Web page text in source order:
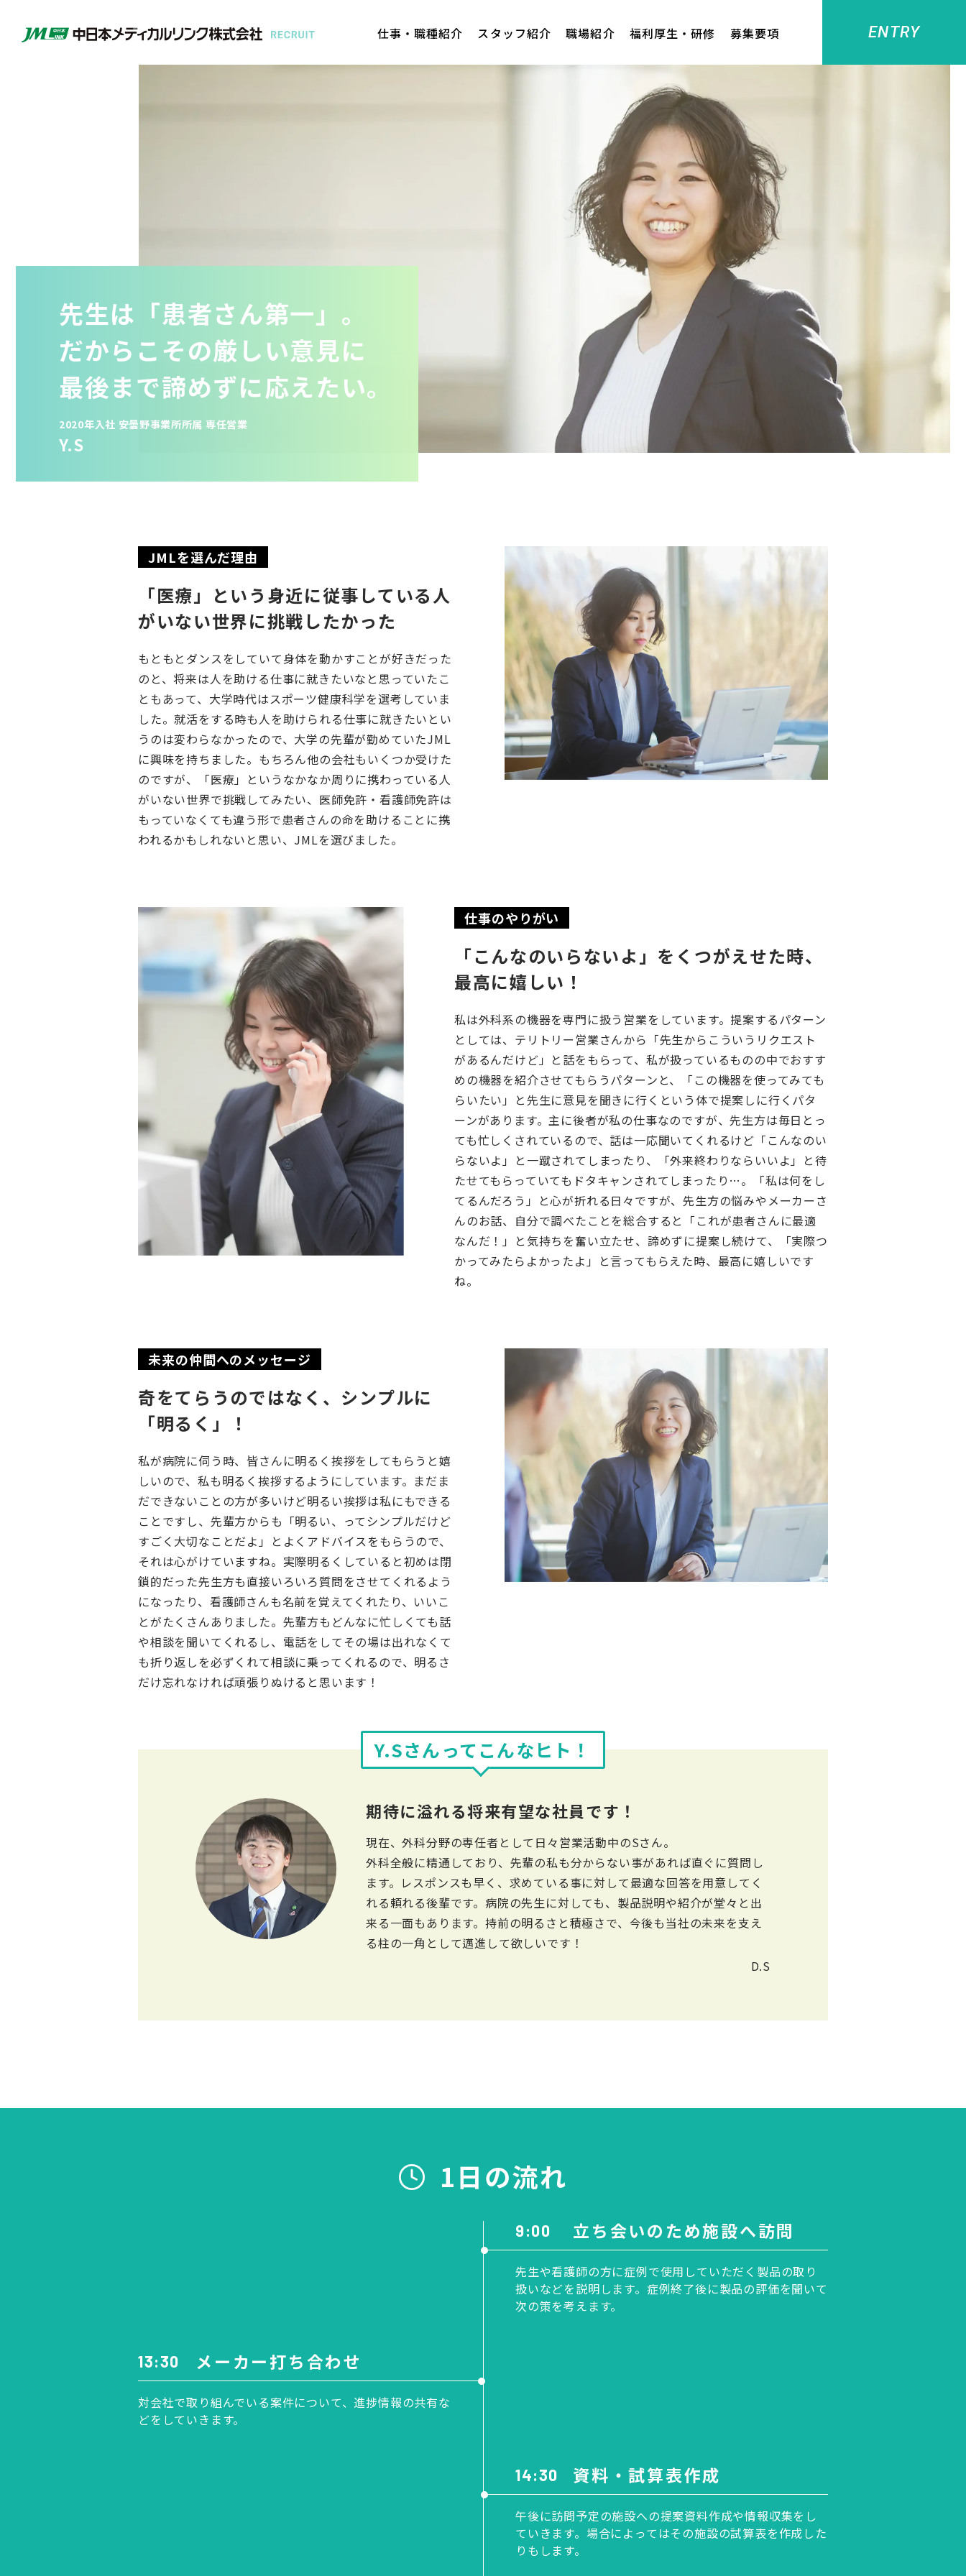
仕事・職種紹介 スタッフ紹介 職場紹介 福利厚生・研修 募集要項 ENTRY
先生は「患者さん第一」。
だからこその厳しい意見に
最後まで諦めずに応えたい。
2020年入社 安曇野事業所所属 専任営業
Y.S
JMLを選んだ理由
「医療」という身近に従事している人
がいない世界に挑戦したかった
もともとダンスをしていて身体を動かすことが好きだった
のと、将来は人を助ける仕事に就きたいなと思っていたこ
ともあって、大学時代はスポーツ健康科学を選考していま
した。就活をする時も人を助けられる仕事に就きたいとい
うのは変わらなかったので、大学の先輩が勤めていたJML
に興味を持ちました。もちろん他の会社もいくつか受けた
のですが、「医療」というなかなか周りに携わっている人
がいない世界で挑戦してみたい、医師免許・看護師免許は
もっていなくても違う形で患者さんの命を助けることに携
われるかもしれないと思い、JMLを選びました。
仕事のやりがい
「こんなのいらないよ」をくつがえせた時、
最高に嬉しい！
私は外科系の機器を専門に扱う営業をしています。提案するパターン
としては、テリトリー営業さんから「先生からこういうリクエスト
があるんだけど」と話をもらって、私が扱っているものの中でおすす
めの機器を紹介させてもらうパターンと、「この機器を使ってみても
らいたい」と先生に意見を聞きに行くという体で提案しに行くパタ
ーンがあります。主に後者が私の仕事なのですが、先生方は毎日とっ
ても忙しくされているので、話は一応聞いてくれるけど「こんなのい
らないよ」と一蹴されてしまったり、「外来終わりならいいよ」と待
たせてもらっていてもドタキャンされてしまったり…。「私は何をし
てるんだろう」と心が折れる日々ですが、先生方の悩みやメーカーさ
んのお話、自分で調べたことを総合すると「これが患者さんに最適
なんだ！」と気持ちを奮い立たせ、諦めずに提案し続けて、「実際つ
かってみたらよかったよ」と言ってもらえた時、最高に嬉しいです
ね。
未来の仲間へのメッセージ
奇をてらうのではなく、シンプルに
「明るく」！
私が病院に伺う時、皆さんに明るく挨拶をしてもらうと嬉
しいので、私も明るく挨拶するようにしています。まだま
だできないことの方が多いけど明るい挨拶は私にもできる
ことですし、先輩方からも「明るい、ってシンプルだけど
すごく大切なことだよ」とよくアドバイスをもらうので、
それは心がけていますね。実際明るくしていると初めは閉
鎖的だった先生方も直接いろいろ質問をさせてくれるよう
になったり、看護師さんも名前を覚えてくれたり、いいこ
とがたくさんありました。先輩方もどんなに忙しくても話
や相談を聞いてくれるし、電話をしてその場は出れなくて
も折り返しを必ずくれて相談に乗ってくれるので、明るさ
だけ忘れなければ頑張りぬけると思います！
Y.Sさんってこんなヒト！
期待に溢れる将来有望な社員です！
現在、外科分野の専任者として日々営業活動中のSさん。
外科全般に精通しており、先輩の私も分からない事があれば直ぐに質問し
ます。レスポンスも早く、求めている事に対して最適な回答を用意してく
れる頼れる後輩です。病院の先生に対しても、製品説明や紹介が堂々と出
来る一面もあります。持前の明るさと積極さで、今後も当社の未来を支え
る柱の一角として邁進して欲しいです！
D.S
1日の流れ
9:00 立ち会いのため施設へ訪問
先生や看護師の方に症例で使用していただく製品の取り
扱いなどを説明します。症例終了後に製品の評価を聞いて
次の策を考えます。
13:30 メーカー打ち合わせ
対会社で取り組んでいる案件について、進捗情報の共有な
どをしていきます。
14:30 資料・試算表作成
午後に訪問予定の施設への提案資料作成や情報収集をし
ていきます。場合によってはその施設の試算表を作成した
りもします。